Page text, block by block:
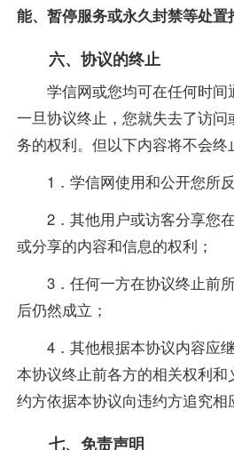
能、暂停服务或永久封禁等处置
六、协议的终止
学信网或您均可在任何时间
一旦协议终止，您就失去了访问
务的权利。但以下内容将不会终
1．学信网使用和公开您所
2．其他用户或访客分享您
或分享的内容和信息的权利；
3．任何一方在协议终止前
后仍然成立；
4．其他根据本协议内容应
本协议终止前各方的相关权利
约方依据本协议向违约方追究相
七、免责声明